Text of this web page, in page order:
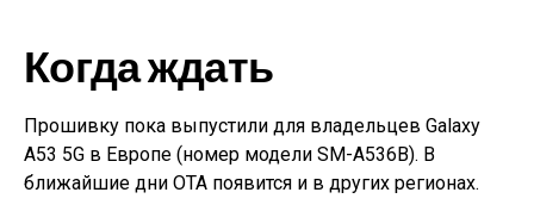
Когда ждать
Прошивку пока выпустили для владельцев Galaxy
A53 5G в Европе (номер модели SM-A536B). В
ближайшие дни OTA появится и в других регионах.